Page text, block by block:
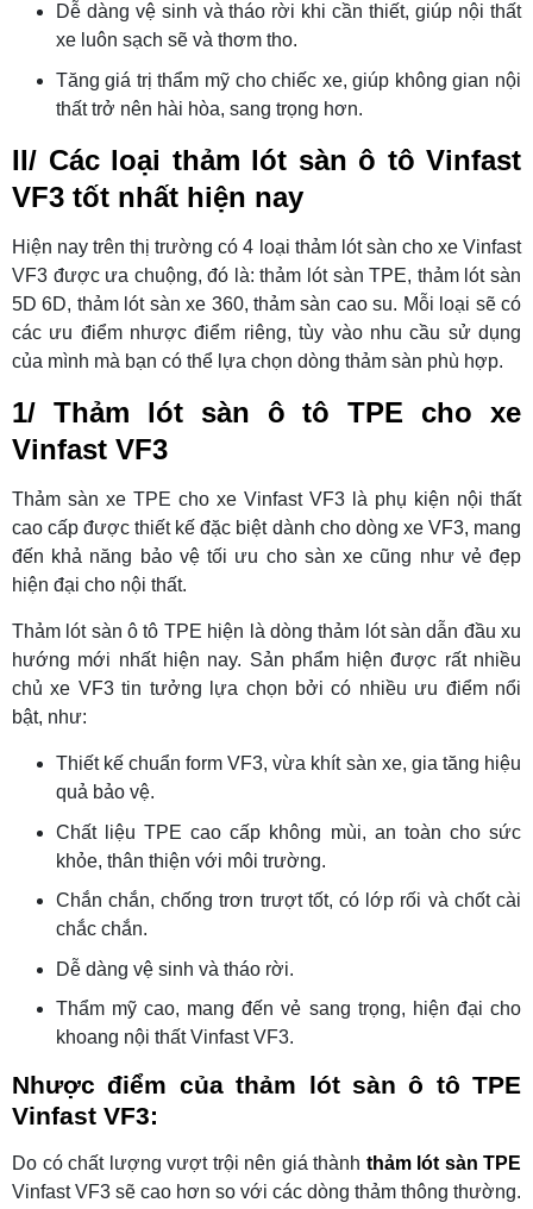
Dễ dàng vệ sinh và tháo rời khi cần thiết, giúp nội thất
xe luôn sạch sẽ và thơm tho.
Tăng giá trị thẩm mỹ cho chiếc xe, giúp không gian nội
thất trở nên hài hòa, sang trọng hơn.
II/ Các loại thảm lót sàn ô tô Vinfast
VF3 tốt nhất hiện nay
Hiện nay trên thị trường có 4 loại thảm lót sàn cho xe Vinfast
VF3 được ưa chuộng, đó là: thảm lót sàn TPE, thảm lót sàn
5D 6D, thảm lót sàn xe 360, thảm sàn cao su. Mỗi loại sẽ có
các ưu điểm nhược điểm riêng, tùy vào nhu cầu sử dụng
của mình mà bạn có thể lựa chọn dòng thảm sàn phù hợp.
1/ Thảm lót sàn ô tô TPE cho xe
Vinfast VF3
Thảm sàn xe TPE cho xe Vinfast VF3 là phụ kiện nội thất
cao cấp được thiết kế đặc biệt dành cho dòng xe VF3, mang
đến khả năng bảo vệ tối ưu cho sàn xe cũng như vẻ đẹp
hiện đại cho nội thất.
Thảm lót sàn ô tô TPE hiện là dòng thảm lót sàn dẫn đầu xu
hướng mới nhất hiện nay. Sản phẩm hiện được rất nhiều
chủ xe VF3 tin tưởng lựa chọn bởi có nhiều ưu điểm nổi
bật, như:
Thiết kế chuẩn form VF3, vừa khít sàn xe, gia tăng hiệu
quả bảo vệ.
Chất liệu TPE cao cấp không mùi, an toàn cho sức
khỏe, thân thiện với môi trường.
Chắn chắn, chống trơn trượt tốt, có lớp rối và chốt cài
chắc chắn.
Dễ dàng vệ sinh và tháo rời.
Thẩm mỹ cao, mang đến vẻ sang trọng, hiện đại cho
khoang nội thất Vinfast VF3.
Nhược điểm của thảm lót sàn ô tô TPE
Vinfast VF3:
Do có chất lượng vượt trội nên giá thành thảm lót sàn TPE
Vinfast VF3 sẽ cao hơn so với các dòng thảm thông thường.